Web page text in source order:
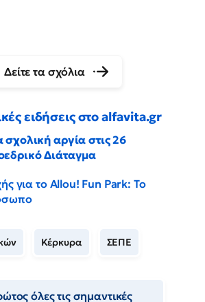
Δείτε τα σχόλια
ειδήσεις στο alfavita.gr
σχολική αργία στις 26
Διάταγμα
για το Allou! Fun Park: Το
Κέρκυρα ΣΕΠΕ
όλες τις σημαντικές